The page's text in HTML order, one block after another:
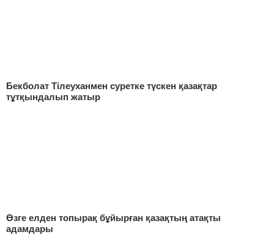
Бекболат Тілеуханмен суретке түскен қазақтар
тұтқындалып жатыр
Өзге елден топырақ бұйырған қазақтың атақты
адамдары